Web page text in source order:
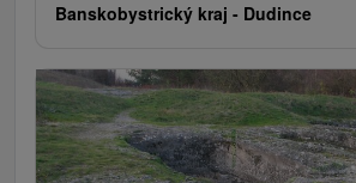
Banskobystrický kraj - Dudince